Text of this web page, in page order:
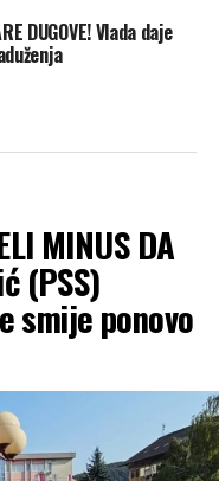
DUGOVE! Vlada daje
MINUS DA
(PSS)
smije ponovo